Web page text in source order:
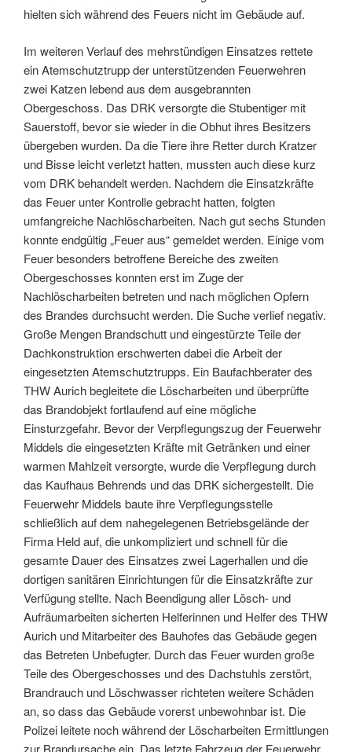
hielten sich während des Feuers nicht im Gebäude auf.
Im weiteren Verlauf des mehrstündigen Einsatzes rettete
ein Atemschutztrupp der unterstützenden Feuerwehren
zwei Katzen lebend aus dem ausgebrannten
Obergeschoss. Das DRK versorgte die Stubentiger mit
Sauerstoff, bevor sie wieder in die Obhut ihres Besitzers
übergeben wurden. Da die Tiere ihre Retter durch Kratzer
und Bisse leicht verletzt hatten, mussten auch diese kurz
vom DRK behandelt werden. Nachdem die Einsatzkräfte
das Feuer unter Kontrolle gebracht hatten, folgten
umfangreiche Nachlöscharbeiten. Nach gut sechs Stunden
konnte endgültig „Feuer aus“ gemeldet werden. Einige vom
Feuer besonders betroffene Bereiche des zweiten
Obergeschosses konnten erst im Zuge der
Nachlöscharbeiten betreten und nach möglichen Opfern
des Brandes durchsucht werden. Die Suche verlief negativ.
Große Mengen Brandschutt und eingestürzte Teile der
Dachkonstruktion erschwerten dabei die Arbeit der
eingesetzten Atemschutztrupps. Ein Baufachberater des
THW Aurich begleitete die Löscharbeiten und überprüfte
das Brandobjekt fortlaufend auf eine mögliche
Einsturzgefahr. Bevor der Verpflegungszug der Feuerwehr
Middels die eingesetzten Kräfte mit Getränken und einer
warmen Mahlzeit versorgte, wurde die Verpflegung durch
das Kaufhaus Behrends und das DRK sichergestellt. Die
Feuerwehr Middels baute ihre Verpflegungsstelle
schließlich auf dem nahegelegenen Betriebsgelände der
Firma Held auf, die unkompliziert und schnell für die
gesamte Dauer des Einsatzes zwei Lagerhallen und die
dortigen sanitären Einrichtungen für die Einsatzkräfte zur
Verfügung stellte. Nach Beendigung aller Lösch- und
Aufräumarbeiten sicherten Helferinnen und Helfer des THW
Aurich und Mitarbeiter des Bauhofes das Gebäude gegen
das Betreten Unbefugter. Durch das Feuer wurden große
Teile des Obergeschosses und des Dachstuhls zerstört,
Brandrauch und Löschwasser richteten weitere Schäden
an, so dass das Gebäude vorerst unbewohnbar ist. Die
Polizei leitete noch während der Löscharbeiten Ermittlungen
zur Brandursache ein. Das letzte Fahrzeug der Feuerwehr